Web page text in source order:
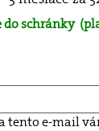
do schránky
tento e-mail